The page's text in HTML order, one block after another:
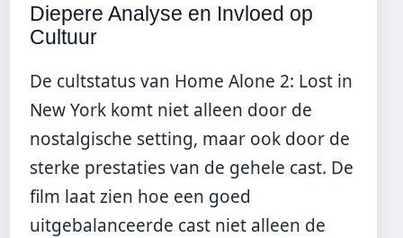
Diepere Analyse en Invloed op
Cultuur
De cultstatus van Home Alone 2: Lost in
New York komt niet alleen door de
nostalgische setting, maar ook door de
sterke prestaties van de gehele cast. De
film laat zien hoe een goed
uitgebalanceerde cast niet alleen de